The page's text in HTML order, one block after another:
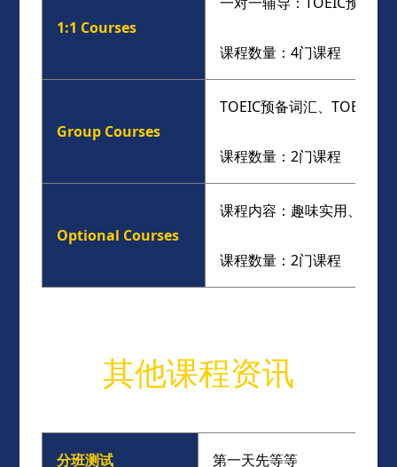
1:1 Courses
课程数量：4门课程
Group Courses
TOEIC预备词汇、TOEIC预
课程数量：2门课程
Optional Courses
课程内容：趣味实用、主
课程数量：2门课程
其他课程资讯
分班测试 第一天先等等